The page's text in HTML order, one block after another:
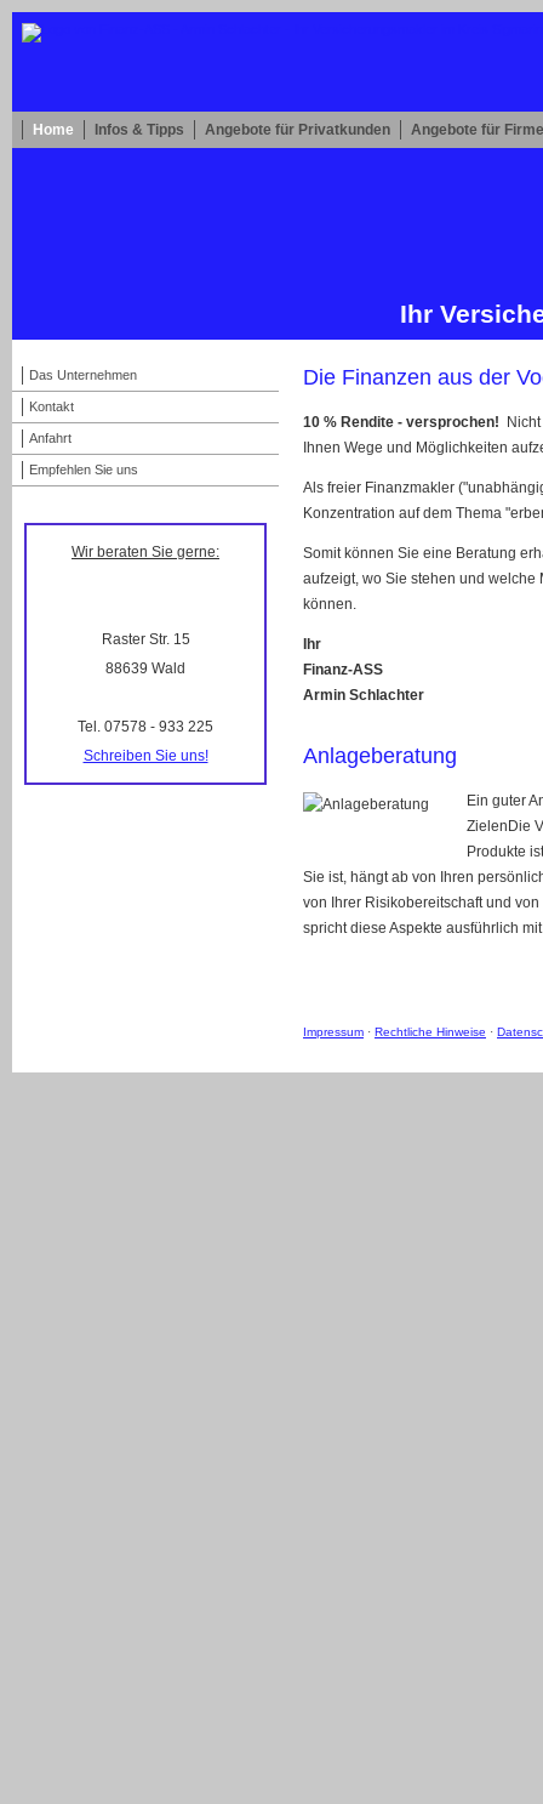
Ihr
Home
Das Unternehmen
Kontakt
Anfahrt
Empfehlen Sie uns
Wir beraten Sie gerne:
Raster Str. 15
88639 Wald
Tel. 07578 - 933 225
Schreiben Sie uns!
Infos & Tipps Angebote für Privatkunden Angebote für
Die Finanzen aus der
10 % Rendite - versprochen!
Ihnen Wege und Möglichkeiten
Als freier Finanzmakler
Konzentration auf dem Thema
Somit können Sie eine Beratung
aufzeigt, wo Sie stehen und
können.
Ihr
Finanz-ASS
Armin Schlachter
Anlageberatung
Ein guter
ZielenDie
Produkte
Sie ist, hängt ab von Ihren
von Ihrer Risikobereitschaft und
spricht diese Aspekte ausführlich
Impressum · Rechtliche Hinweise ·